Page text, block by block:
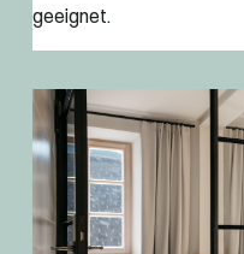
geeignet.